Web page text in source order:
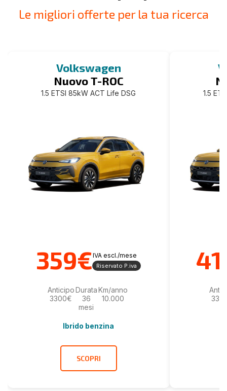
Le migliori offerte per la tua ricerca
Volkswagen
Nuovo T-ROC
1.5 ETSI 85kW ACT Life DSG
359€IVA escl./mese
Riservato P.iva
Anticipo
3300€
Durata
36
mesi
Km/anno
10.000
Ibrido benzina
SCOPRI
1.5